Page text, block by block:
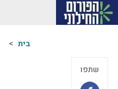
שתפו
בית